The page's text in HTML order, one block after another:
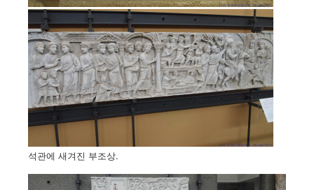
석관에 새겨진 부조상.